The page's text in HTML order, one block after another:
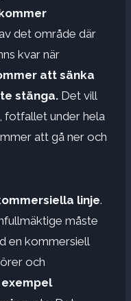
det område där
kvar när
att sänka
stänga. Det vill
fotfallet under hela
att gå ner och
linje.
måste
en kommersiell
och